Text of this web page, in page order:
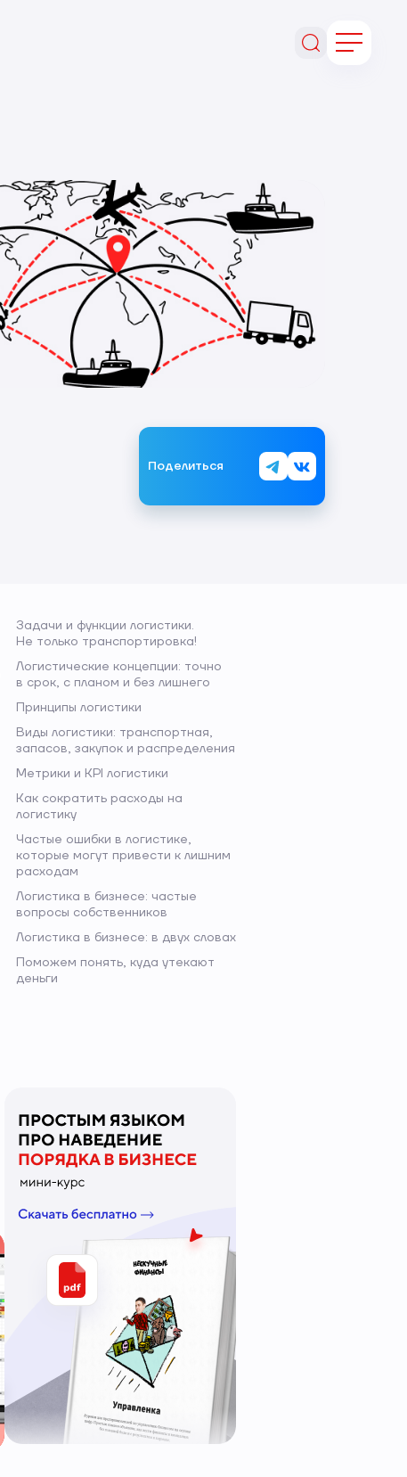
Поделиться
Задачи и функции логистики.
Не только транспортировка!
Логистические концепции: точно
в срок, с планом и без лишнего
Принципы логистики
Виды логистики: транспортная,
запасов, закупок и распределения
Метрики и KPI логистики
Как сократить расходы на
логистику
Частые ошибки в логистике,
которые могут привести к лишним
расходам
Логистика в бизнесе: частые
вопросы собственников
Логистика в бизнесе: в двух словах
Поможем понять, куда утекают
деньги